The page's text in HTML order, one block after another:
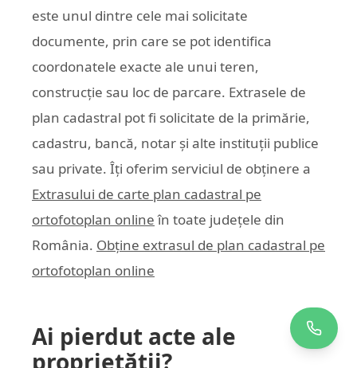
este unul dintre cele mai solicitate
documente, prin care se pot identifica
coordonatele exacte ale unui teren,
construcție sau loc de parcare. Extrasele de
plan cadastral pot fi solicitate de la primărie,
cadastru, bancă, notar și alte instituții publice
sau private. Îți oferim serviciul de obținere a
Extrasului de carte plan cadastral pe
ortofotoplan online în toate județele din
România. Obține extrasul de plan cadastral pe
ortofotoplan online
Ai pierdut acte ale
proprietății?